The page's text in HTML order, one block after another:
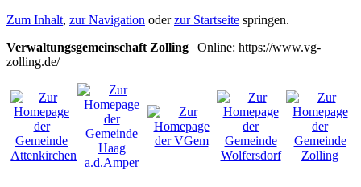
Zum Inhalt, zur Navigation oderzur Startseite springen.
Verwaltungsgemeinschaft Zolling | Online: https://www.vg-
zolling.de/